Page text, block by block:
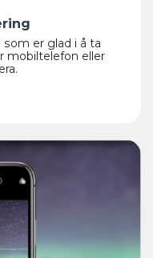
er glad i å ta
mobiltelefon eller